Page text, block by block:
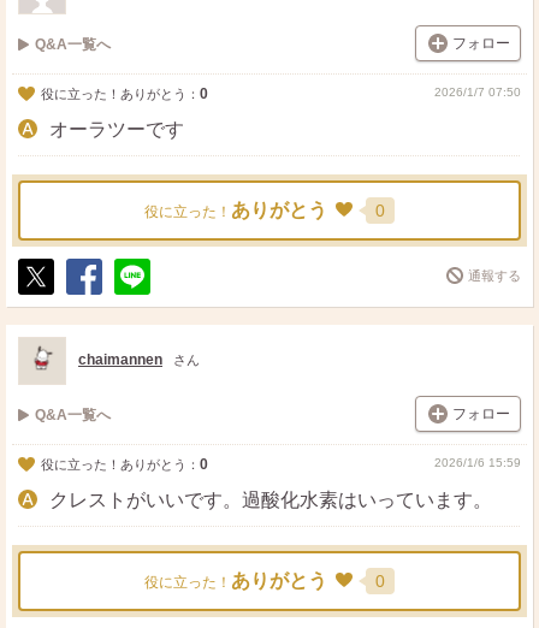
Q&A一覧へ フォロー
役に立った！ありがとう： 0 2026/1/7 07:50
オーラツーです
役に立った！ ありがとう 0
ポ
ス
ト
シ
ェ
送
る
通報する
chaimannen さん
Q&A一覧へ フォロー
役に立った！ありがとう： 0 2026/1/6 15:59
クレストがいいです。過酸化水素はいっています。
役に立った！ ありがとう 0